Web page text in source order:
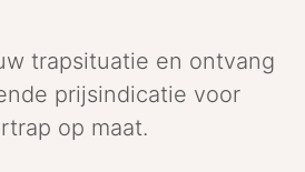
trapsituatie en ontvang
prijsindicatie voor
op maat.